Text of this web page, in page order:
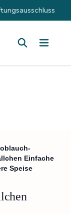
Einfache
Speise